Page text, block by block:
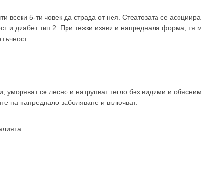
всеки 5-ти човек да страда от нея. Стеатозата се
и диабет тип 2. При тежки изяви и напреднала форма, тя
уморяват се лесно и натрупват тегло без видими и
на напреднало заболяване и включват: